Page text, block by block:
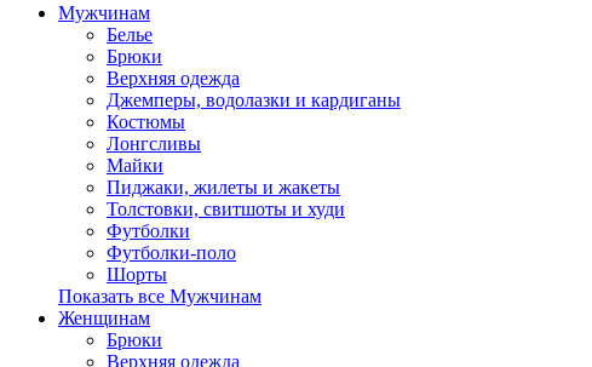
Мужчинам
Белье
Брюки
Верхняя одежда
Джемперы, водолазки и кардиганы
Костюмы
Лонгсливы
Майки
Пиджаки, жилеты и жакеты
Толстовки, свитшоты и худи
Футболки
Футболки-поло
Шорты
Показать все Мужчинам
Женщинам
Брюки
Верхняя одежда